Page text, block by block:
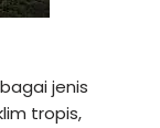
jenis
tropis,